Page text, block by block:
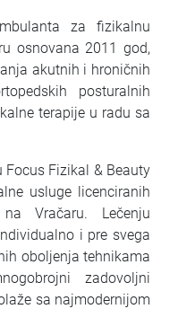
za fizikalnu
osnovana 2011 god,
akutnih i hroničnih
posturalnih
terapije u radu sa
Fizikal & Beauty
usluge licenciranih
Vračaru. Lečenju
i pre svega
oboljenja tehnikama
zadovoljni
sa najmodernijom